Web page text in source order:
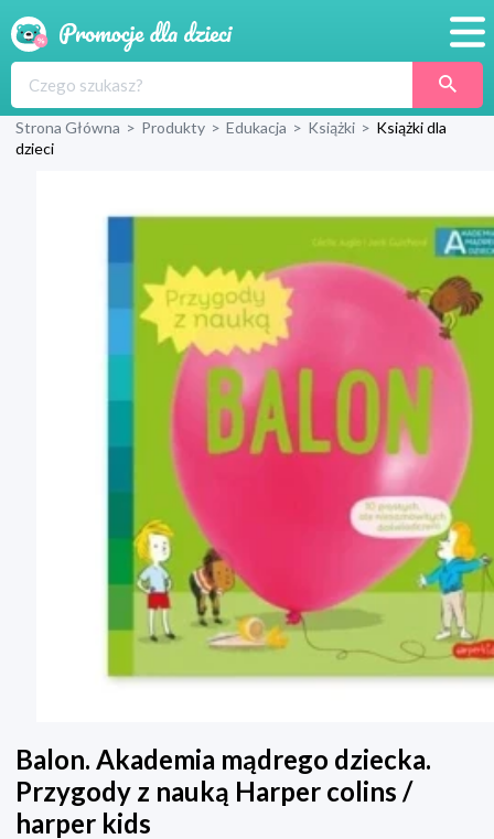
Produkty
Wyprawka
Strona Główna > Produkty > Edukacja > Książki > Książki dla
dzieci
Balon. Akademia mądrego dziecka.
Przygody z nauką Harper colins /
harper kids